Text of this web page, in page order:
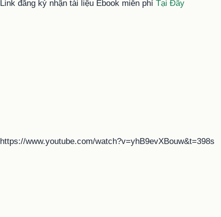
Link đăng ký nhận tài liệu Ebook miễn phí Tại Đây
https://www.youtube.com/watch?v=yhB9evXBouw&t=398s